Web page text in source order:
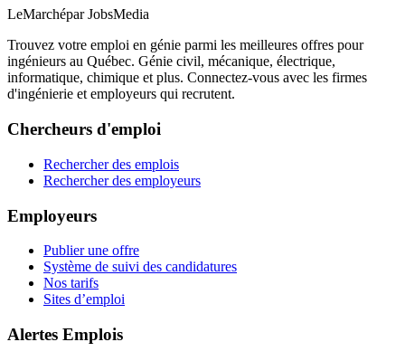
LeMarchépar JobsMedia
Trouvez votre emploi en génie parmi les meilleures offres pour
ingénieurs au Québec. Génie civil, mécanique, électrique,
informatique, chimique et plus. Connectez-vous avec les firmes
d'ingénierie et employeurs qui recrutent.
Chercheurs d'emploi
Rechercher des emplois
Rechercher des employeurs
Employeurs
Publier une offre
Système de suivi des candidatures
Nos tarifs
Sites d’emploi
Alertes Emplois